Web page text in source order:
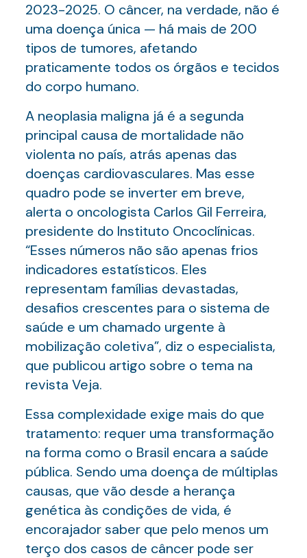
2023-2025. O câncer, na verdade, não é
uma doença única — há mais de 200
tipos de tumores, afetando
praticamente todos os órgãos e tecidos
do corpo humano.
A neoplasia maligna já é a segunda
principal causa de mortalidade não
violenta no país, atrás apenas das
doenças cardiovasculares. Mas esse
quadro pode se inverter em breve,
alerta o oncologista Carlos Gil Ferreira,
presidente do Instituto Oncoclínicas.
“Esses números não são apenas frios
indicadores estatísticos. Eles
representam famílias devastadas,
desafios crescentes para o sistema de
saúde e um chamado urgente à
mobilização coletiva”, diz o especialista,
que publicou artigo sobre o tema na
revista Veja.
Essa complexidade exige mais do que
tratamento: requer uma transformação
na forma como o Brasil encara a saúde
pública. Sendo uma doença de múltiplas
causas, que vão desde a herança
genética às condições de vida, é
encorajador saber que pelo menos um
terço dos casos de câncer pode ser